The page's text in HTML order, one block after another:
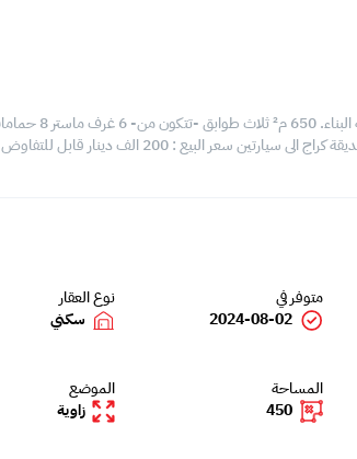
متوفر في
2024-08-02
نوع العقار
سكني
المساحة
450
الموضع
زاوية